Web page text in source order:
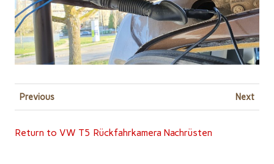
Previous Next
Return to VW T5 Rückfahrkamera Nachrüsten